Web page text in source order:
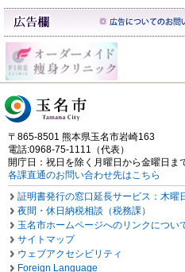
〒865-8501 熊本県玉名市岩崎163
電話:0968-75-1111（代表）
開庁日：祝日を除く月曜日から金曜日ま
各課直通のお問い合わせ先はこちら
証明書発行の窓口延長サービス：木曜
夜間・休日納税相談（税務課）
玉名市ホームページへのリンクについ
サイトマップ
ウェブアクセシビリティ
Foreign Language